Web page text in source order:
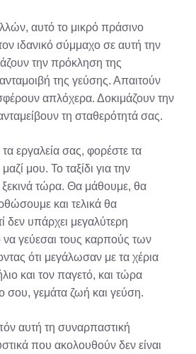
αυτό το μικρό πράσινο
ιδανικό σύμμαχο σε αυτή την
την πρόκληση της
της γεύσης. Απαιτούν
απλόχερα. Δοκιμάζουν την
τη σταθερότητά σας.
τα εργαλεία σας, φορέστε τα
μου. Το ταξίδι για την
τώρα. Θα μάθουμε, θα
και τελικά θα
δεν υπάρχει μεγαλύτερη
γεύεσαι τους καρπούς των
ότι μεγάλωσαν με τα χέρια
και τον παγετό, και τώρα
σου, γεμάτα ζωή και γεύση.
αυτή τη συναρπαστική
που ακολουθούν δεν είναι